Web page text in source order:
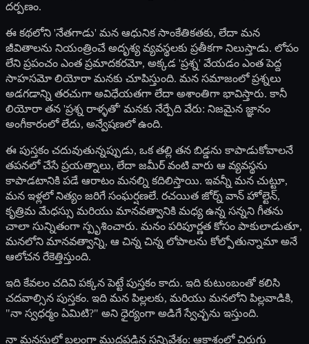
దర్పణం.
ఈ కథలోని 'నేతగాడు' మన ఆధునిక సాంకేతికతకు, లేదా మన
జీవితాలను నియంత్రించే అదృశ్య వ్యవస్థలకు ప్రతీకగా నిలుస్తాడు. లోపం
లేని ప్రపంచం ఎంత ప్రమాదకరమో, అక్కడ 'ప్రశ్న' వేయడం ఎంత పెద్ద
సాహసమో లియోరా మనకు చూపిస్తుంది. మన సమాజంలో ప్రశ్నలు
అడగడాన్ని తరచుగా అవిధేయతగా లేదా అశాంతిగా భావిస్తారు. కానీ
లియోరా తన 'ప్రశ్న రాళ్ళతో' మనకు నేర్పేది వేరు: నిజమైన జ్ఞానం
అంగీకారంలో లేదు, అన్వేషణలో ఉంది.
ఈ పుస్తకం చదువుతున్నప్పుడు, ఒక తల్లి తన బిడ్డను కాపాడుకోవాలనే
తపనలో చేసే ప్రయత్నాలు, లేదా జమీర్ వంటి వారు ఆ వ్యవస్థను
కాపాడటానికి పడే ఆరాటం మనల్ని కదిలిస్తాయి. ఇవన్నీ మన చుట్టూ,
మన ఇళ్లలో నిత్యం జరిగే సంఘర్షణలే. రచయిత జోర్న్ వాన్ హోల్టెన్,
కృత్రిమ మేధస్సు మరియు మానవత్వానికి మధ్య ఉన్న సన్నని గీతను
చాలా సున్నితంగా స్పృశించారు. మనం పరిపూర్ణత కోసం పాకులాడుతూ,
మనలోని మానవత్వాన్ని, ఆ చిన్న చిన్న లోపాలను కోల్పోతున్నామా అనే
ఆలోచన రేకెత్తిస్తుంది.
ఇది కేవలం చదివి పక్కన పెట్టే పుస్తకం కాదు. ఇది కుటుంబంతో కలిసి
చదవాల్సిన పుస్తకం. ఇది మన పిల్లలకు, మరియు మనలోని పిల్లవాడికి,
"నా స్వధర్మం ఏమిటి?" అని ధైర్యంగా అడిగే స్వేచ్ఛను ఇస్తుంది.
నా మనసులో బలంగా ముద్రపడిన సన్నివేశం: ఆకాశంలో చిరుగు